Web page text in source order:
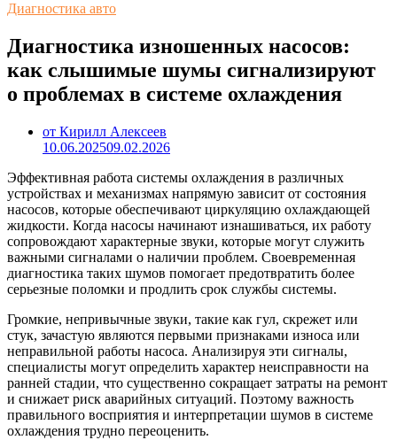
Диагностика авто
Диагностика изношенных насосов:
как слышимые шумы сигнализируют
о проблемах в системе охлаждения
от Кирилл Алексеев
10.06.202509.02.2026
Эффективная работа системы охлаждения в различных
устройствах и механизмах напрямую зависит от состояния
насосов, которые обеспечивают циркуляцию охлаждающей
жидкости. Когда насосы начинают изнашиваться, их работу
сопровождают характерные звуки, которые могут служить
важными сигналами о наличии проблем. Своевременная
диагностика таких шумов помогает предотвратить более
серьезные поломки и продлить срок службы системы.
Громкие, непривычные звуки, такие как гул, скрежет или
стук, зачастую являются первыми признаками износа или
неправильной работы насоса. Анализируя эти сигналы,
специалисты могут определить характер неисправности на
ранней стадии, что существенно сокращает затраты на ремонт
и снижает риск аварийных ситуаций. Поэтому важность
правильного восприятия и интерпретации шумов в системе
охлаждения трудно переоценить.